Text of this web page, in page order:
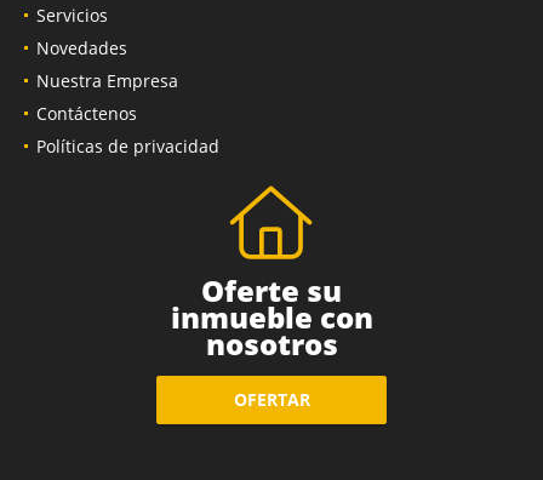
arrendar
Servicios
Novedades
Nuestra Empresa
Contáctenos
Oferte su
inmueble con
nosotros
OFERTAR